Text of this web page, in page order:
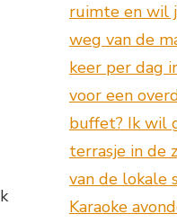
ruimte en wil
weg van de
keer per dag
voor een
buffet? Ik wil
terrasje in de
van de lokale
Karaoke